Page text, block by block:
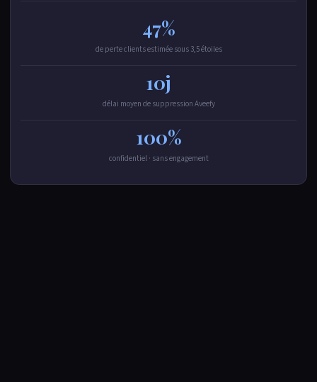
47%
de perte clients estimée sous 3,5 étoiles
10j
délai moyen de suppression Aveefy
100%
confidentiel · sans engagement